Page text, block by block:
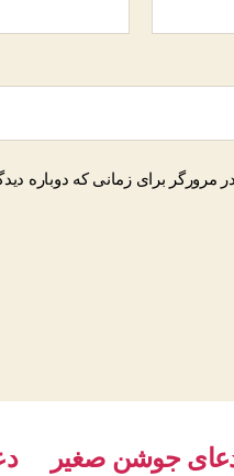
مرورگر برای زمانی که دوباره
جوشن صغیر